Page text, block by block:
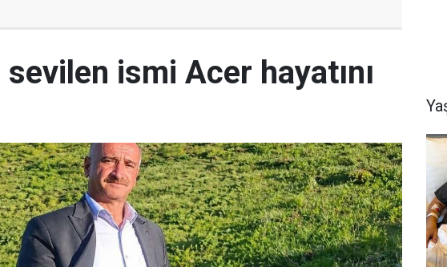
sevilen ismi Acer hayatını